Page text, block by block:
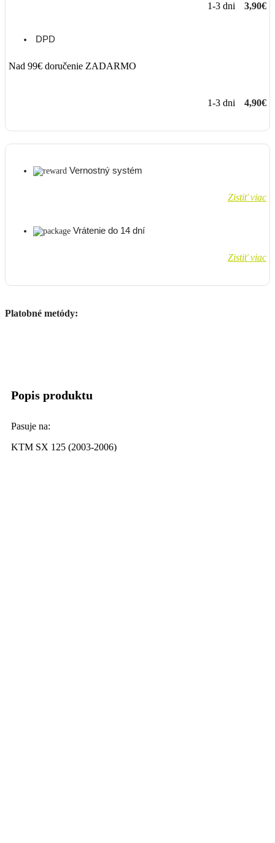
1-3 dni 3,90€
DPD
Nad 99€ doručenie ZADARMO
1-3 dni 4,90€
Vernostný systém
Zistiť viac
Vrátenie do 14 dní
Zistiť viac
Platobné metódy:
Popis produktu
Pasuje na:
KTM SX 125 (2003-2006)